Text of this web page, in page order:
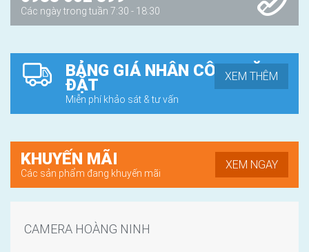
Các ngày trong tuần 7:30 - 18:30
BẢNG GIÁ NHÂN CÔNG LẶP
ĐẶT
Miễn phí khảo sát & tư vấn
XEM THÊM
KHUYẾN MÃI
Các sản phẩm đang khuyến mãi
XEM NGAY
CAMERA HOÀNG NINH